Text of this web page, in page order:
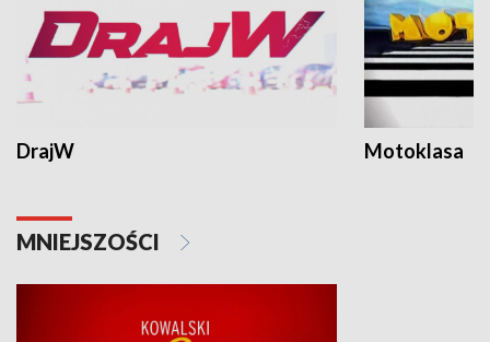
DrajW Motoklasa
MNIEJSZOŚCI